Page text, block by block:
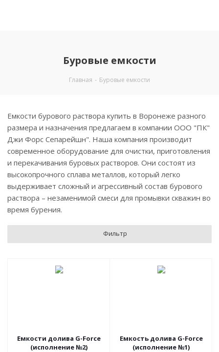
Буровые емкости
Главная - Буровые емкости
Емкости бурового раствора купить в Воронеже разного
размера и назначения предлагаем в компании ООО "ПК"
Джи Форс Сепарейшн". Наша компания производит
современное оборудование для очистки, приготовления
и перекачивания буровых растворов. Они состоят из
высокопрочного сплава металлов, который легко
выдерживает сложный и агрессивный состав бурового
раствора – незаменимой смеси для промывки скважин во
время бурения.
Фильтр
Емкости долива G-Force
(исполнение №2)
Емкость долива G-Force
(исполнение №1)